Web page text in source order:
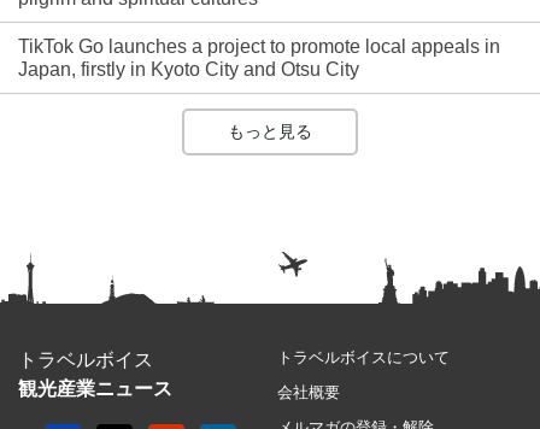
TikTok Go launches a project to promote local appeals in
Japan, firstly in Kyoto City and Otsu City
もっと見る
トラベルボイス
観光産業ニュース
トラベルボイスについて
会社概要